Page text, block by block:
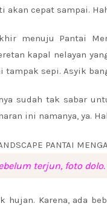
akan cepat sampai.
menuju Pantai
kapal nelayan
tampak sepi. Asyik
sudah tak sabar
ini namanya, ya.
terjun, foto dolo.
Karena, ada